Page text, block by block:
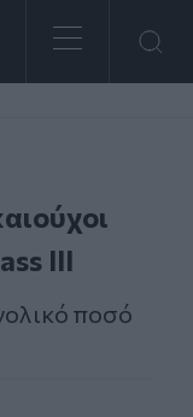
III
ποσό